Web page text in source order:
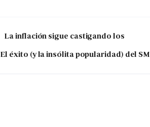
La inflación sigue castigando los
El éxito (y la insólita popularidad) del